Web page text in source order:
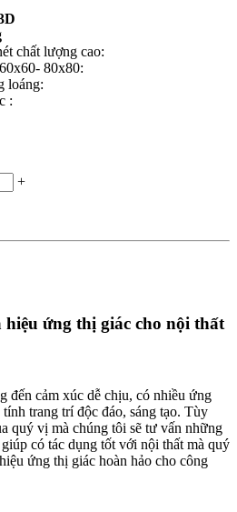
chất lượng cao:
80x80:
loáng:
:
+
hiệu ứng thị giác cho nội thất
đến cảm xúc dễ chịu, có nhiều ứng
trang trí độc đáo, sáng tạo. Tùy
quý vị mà chúng tôi sẽ tư vấn những
có tác dụng tốt với nội thất mà quý
ứng thị giác hoàn hảo cho công